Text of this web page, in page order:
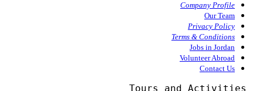
Company Profile
Our Team
Privacy Policy
Terms & Conditions
Jobs in Jordan
Volunteer Abroad
Contact Us